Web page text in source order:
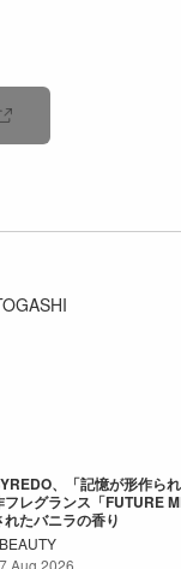
、「記憶が形作ら
フレグランス「FUTURE
れたバニラの香り
BEAUTY